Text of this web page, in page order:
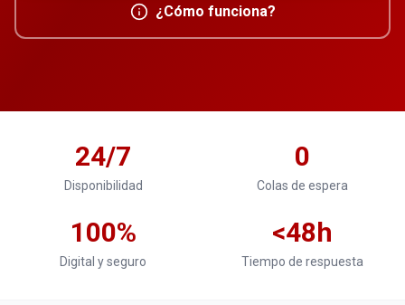
¿Cómo funciona?
24/7
Disponibilidad
0
Colas de espera
100%
Digital y seguro
<48h
Tiempo de respuesta